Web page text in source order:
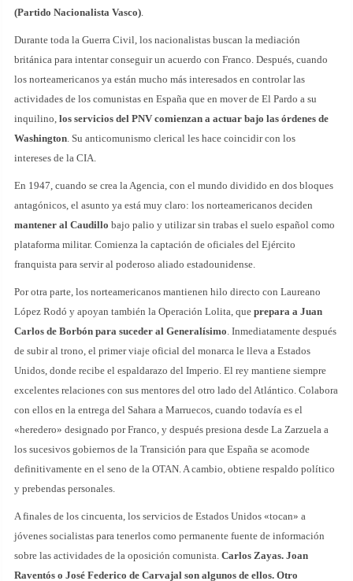
(Partido Nacionalista Vasco).
Durante toda la Guerra Civil, los nacionalistas buscan la mediación
británica para intentar conseguir un acuerdo con Franco. Después, cuando
los norteamericanos ya están mucho más interesados en controlar las
actividades de los comunistas en España que en mover de El Pardo a su
inquilino, los servicios del PNV comienzan a actuar bajo las órdenes de
Washington. Su anticomunismo clerical les hace coincidir con los
intereses de la CIA.
En 1947, cuando se crea la Agencia, con el mundo dividido en dos bloques
antagónicos, el asunto ya está muy claro: los norteamericanos deciden
mantener al Caudillo bajo palio y utilizar sin trabas el suelo español como
plataforma militar. Comienza la captación de oficiales del Ejército
franquista para servir al poderoso aliado estadounidense.
Por otra parte, los norteamericanos mantienen hilo directo con Laureano
López Rodó y apoyan también la Operación Lolita, que prepara a Juan
Carlos de Borbón para suceder al Generalísimo. Inmediatamente después
de subir al trono, el primer viaje oficial del monarca le lleva a Estados
Unidos, donde recibe el espaldarazo del Imperio. El rey mantiene siempre
excelentes relaciones con sus mentores del otro lado del Atlántico. Colabora
con ellos en la entrega del Sahara a Marruecos, cuando todavía es el
«heredero» designado por Franco, y después presiona desde La Zarzuela a
los sucesivos gobiernos de la Transición para que España se acomode
definitivamente en el seno de la OTAN. A cambio, obtiene respaldo político
y prebendas personales.
A finales de los cincuenta, los servicios de Estados Unidos «tocan» a
jóvenes socialistas para tenerlos como permanente fuente de información
sobre las actividades de la oposición comunista. Carlos Zayas. Joan
Raventós o José Federico de Carvajal son algunos de ellos. Otro